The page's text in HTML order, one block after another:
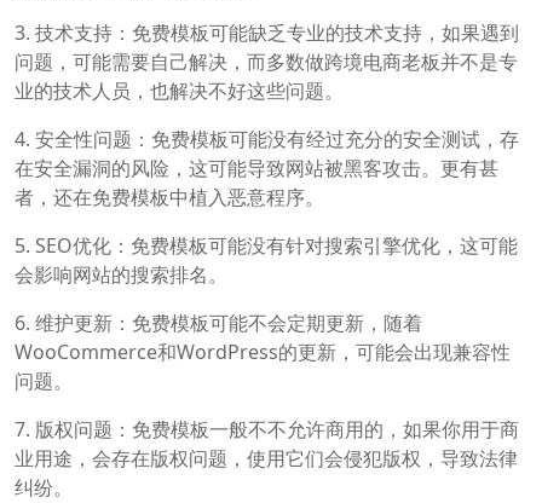
3. 技术支持：免费模板可能缺乏专业的技术支持，如果遇到
问题，可能需要自己解决，而多数做跨境电商老板并不是专
业的技术人员，也解决不好这些问题。
4. 安全性问题：免费模板可能没有经过充分的安全测试，存
在安全漏洞的风险，这可能导致网站被黑客攻击。更有甚
者，还在免费模板中植入恶意程序。
5. SEO优化：免费模板可能没有针对搜索引擎优化，这可能
会影响网站的搜索排名。
6. 维护更新：免费模板可能不会定期更新，随着
WooCommerce和WordPress的更新，可能会出现兼容性
问题。
7. 版权问题：免费模板一般不不允许商用的，如果你用于商
业用途，会存在版权问题，使用它们会侵犯版权，导致法律
纠纷。